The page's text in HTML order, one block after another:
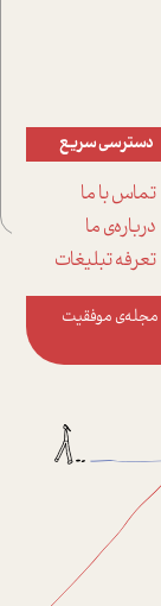
دسترسی سریع
تماس با ما
درباره‌ی ما
تعرفه تبلیغات
مجله‌ی موفقیت